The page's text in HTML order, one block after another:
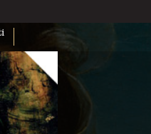
correttamente Google